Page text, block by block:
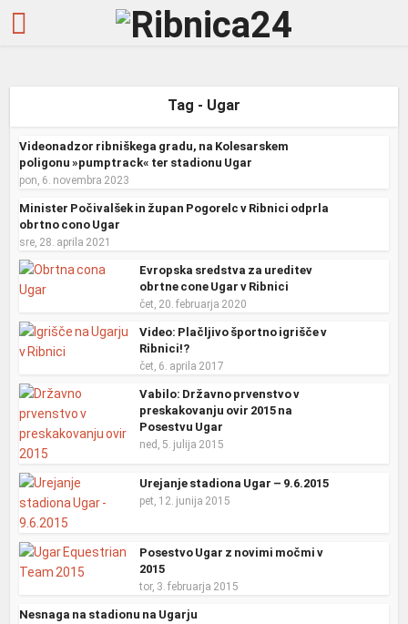
Tag - Ugar
Videonadzor ribniškega gradu, na Kolesarskem
poligonu »pumptrack« ter stadionu Ugar
pon, 6. novembra 2023
Minister Počivalšek in župan Pogorelc v Ribnici odprla
obrtno cono Ugar
sre, 28. aprila 2021
Evropska sredstva za ureditev
obrtne cone Ugar v Ribnici
čet, 20. februarja 2020
Video: Plačljivo športno igrišče v
Ribnici!?
čet, 6. aprila 2017
Vabilo: Državno prvenstvo v
preskakovanju ovir 2015 na
Posestvu Ugar
ned, 5. julija 2015
Urejanje stadiona Ugar – 9.6.2015
pet, 12. junija 2015
Posestvo Ugar z novimi močmi v
2015
tor, 3. februarja 2015
Nesnaga na stadionu na Ugarju